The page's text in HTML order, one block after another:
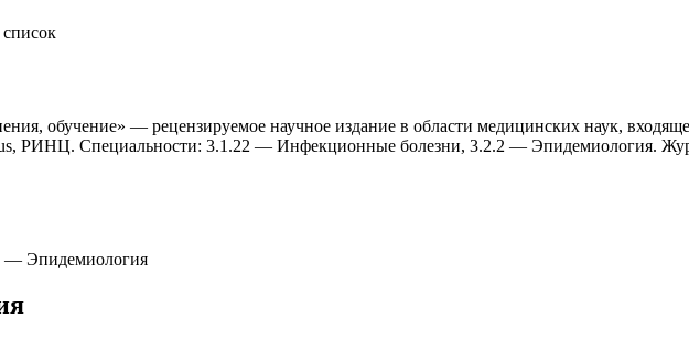
обучение» — рецензируемое научное издание в области медицинских наук,
РИНЦ. Специальности: 3.1.22 — Инфекционные болезни, 3.2.2 — Эпидемиология.
— Эпидемиология